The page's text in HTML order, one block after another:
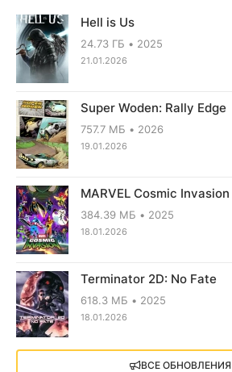
Hell is Us
24.73 ГБ 2025
21.01.2026
Super Woden: Rally Edge
757.7 МБ 2026
19.01.2026
MARVEL Cosmic Invasion
384.39 МБ 2025
18.01.2026
Terminator 2D: No Fate
618.3 МБ 2025
18.01.2026
X4: Foundations (2018)
ВСЕ ОБНОВЛЕНИЯ